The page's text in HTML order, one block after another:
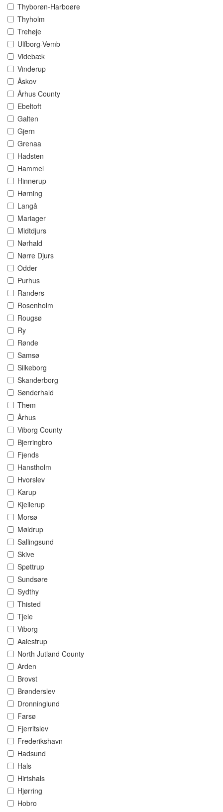
Thyborøn-Harboøre
Thyholm
Trehøje
Ulfborg-Vemb
Videbæk
Vinderup
Åskov
Århus County
Ebeltoft
Galten
Gjern
Grenaa
Hadsten
Hammel
Hinnerup
Hørning
Langå
Mariager
Midtdjurs
Nørhald
Nørre Djurs
Odder
Purhus
Randers
Rosenholm
Rougsø
Ry
Rønde
Samsø
Silkeborg
Skanderborg
Sønderhald
Them
Århus
Viborg County
Bjerringbro
Fjends
Hanstholm
Hvorslev
Karup
Kjellerup
Morsø
Møldrup
Sallingsund
Skive
Spøttrup
Sundsøre
Sydthy
Thisted
Tjele
Viborg
Aalestrup
North Jutland County
Arden
Brovst
Brønderslev
Dronninglund
Farsø
Fjerritslev
Frederikshavn
Hadsund
Hals
Hirtshals
Hjørring
Hobro